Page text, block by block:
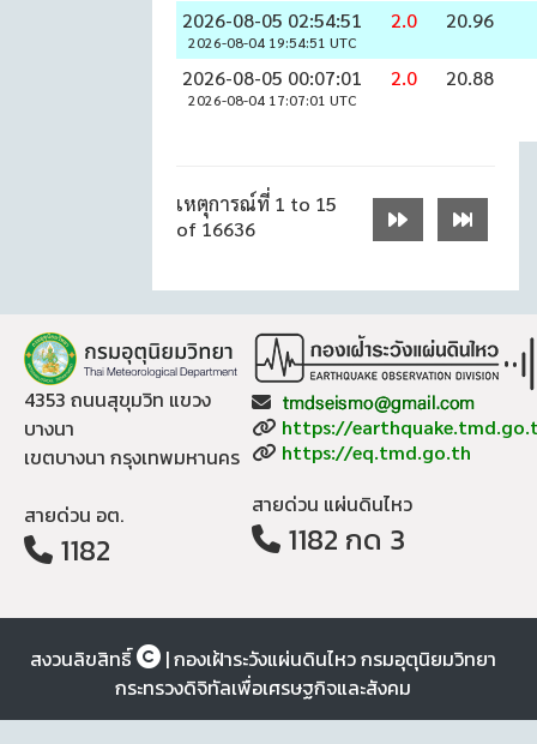
2026-08-05 02:54:51
2026-08-04 19:54:51 UTC
2.0 20.96
2026-08-05 00:07:01
2026-08-04 17:07:01 UTC
2.0 20.88
เหตุการณ์ที่ 1 to 15
of 16636
4353 ถนนสุขุมวิท แขวง
บางนา
เขตบางนา กรุงเทพมหานคร
สายด่วน อต.
1182
Email:
Website:
https://
Website:
https://eq.tmd.go.th
สายด่วน แผ่นดินไหว
1182 กด 3
สงวนลิขสิทธิ์
| กองเฝ้าระวังแผ่นดินไหว กรมอุตุนิยมวิทยา
กระทรวงดิจิทัลเพื่อเศรษฐกิจและสังคม